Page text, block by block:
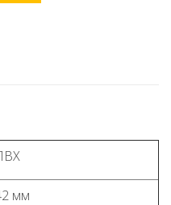
мм